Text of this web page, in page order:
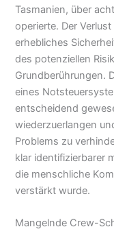
Tasmanien, über
operierte. Der
erhebliches
des potenziellen
Grundberührungen.
eines
entscheidend
wiederzuerlangen
Problems zu
klar identifizierbarer
die menschliche
verstärkt wurde.
Mangelnde Crew-